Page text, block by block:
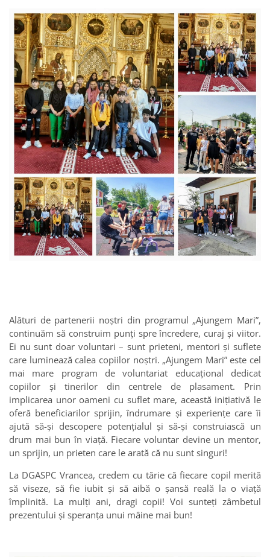
Alături de partenerii noștri din programul „Ajungem Mari”,
continuăm să construim punți spre încredere, curaj și viitor.
Ei nu sunt doar voluntari – sunt prieteni, mentori și suflete
care luminează calea copiilor noștri. „Ajungem Mari” este cel
mai mare program de voluntariat educațional dedicat
copiilor și tinerilor din centrele de plasament. Prin
implicarea unor oameni cu suflet mare, această inițiativă le
oferă beneficiarilor sprijin, îndrumare și experiențe care îi
ajută să-și descopere potențialul și să-și construiască un
drum mai bun în viață. Fiecare voluntar devine un mentor,
un sprijin, un prieten care le arată că nu sunt singuri!
La DGASPC Vrancea, credem cu tărie că fiecare copil merită
să viseze, să fie iubit și să aibă o șansă reală la o viață
împlinită. La mulți ani, dragi copii! Voi sunteți zâmbetul
prezentului și speranța unui mâine mai bun!